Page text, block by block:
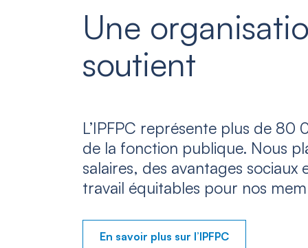
Une
soutient
L’IPFPC représente plus de 80
de la fonction publique. Nous
salaires, des avantages sociaux
travail équitables pour nos
En savoir plus sur l’IPFPC